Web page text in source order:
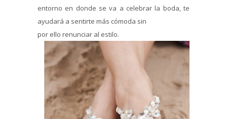
entorno en donde se va a celebrar la boda, te
ayudará a sentirte más cómoda sin
por ello renunciar al estilo.